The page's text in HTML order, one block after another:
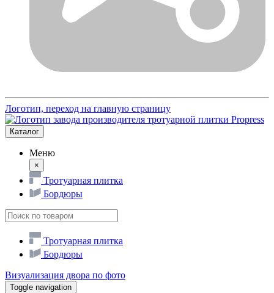
Логотип, переход на главную страницу
Каталог
Меню
×
Тротуарная плитка
Бордюры
Тротуарная плитка
Бордюры
Визуализация двора по фото
Toggle navigation